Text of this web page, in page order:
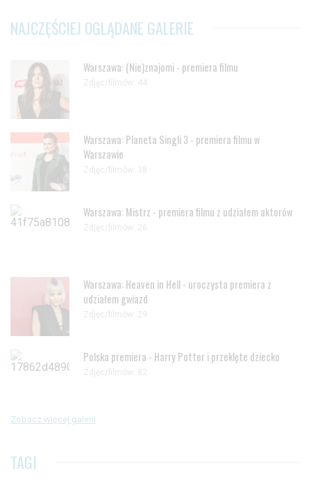
NAJCZĘŚCIEJ OGLĄDANE GALERIE
Warszawa: (Nie)znajomi - premiera filmu
Zdjęc/filmów: 44
Warszawa: Planeta Singli 3 - premiera filmu w
Warszawie
Zdjęc/filmów: 38
Warszawa: Mistrz - premiera filmu z udziałem aktorów
Zdjęc/filmów: 26
Warszawa: Heaven in Hell - uroczysta premiera z
udziałem gwiazd
Zdjęc/filmów: 29
Polska premiera - Harry Potter i przeklęte dziecko
Zdjęc/filmów: 82
Zobacz więcej galerii
TAGI